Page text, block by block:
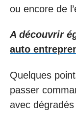
ou encore de
A découvrir
auto
Quelques
passer
avec